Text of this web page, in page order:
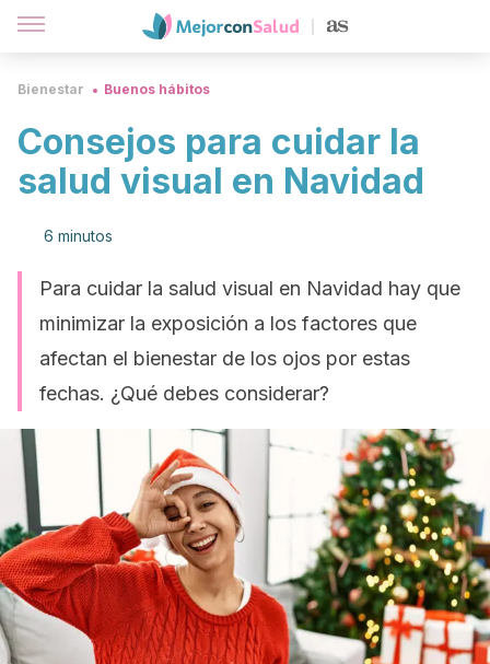
Bienestar Buenos hábitos
Consejos para cuidar la
salud visual en Navidad
6 minutos
Para cuidar la salud visual en Navidad hay que
minimizar la exposición a los factores que
afectan el bienestar de los ojos por estas
fechas. ¿Qué debes considerar?